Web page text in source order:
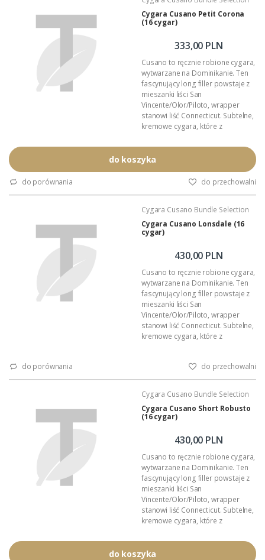
Cygara Cusano Petit Corona
(16 cygar)
333,00 PLN
Cusano to ręcznie robione cygara,
wytwarzane na Dominikanie. Ten
fascynujący long filler powstaje z
mieszanki liści San
Vincente/Olor/Piloto, wrapper
stanowi liść Connecticut. Subtelne,
kremowe cygara, które z
wytrawnym i początkującym
Palaczom.
do koszyka
do porównania do przechowalni
Cygara Cusano Bundle Selection
Cygara Cusano Lonsdale (16
cygar)
430,00 PLN
Cusano to ręcznie robione cygara,
wytwarzane na Dominikanie. Ten
fascynujący long filler powstaje z
mieszanki liści San
Vincente/Olor/Piloto, wrapper
stanowi liść Connecticut. Subtelne,
kremowe cygara, które z
Format: Lonsdale
Wymiary: 158,8mm x 17,1mm
Podana wartość: to cena za
szesnaście cygar.
do porównania do przechowalni
Cygara Cusano Bundle Selection
Cygara Cusano Short Robusto
(16 cygar)
430,00 PLN
Cusano to ręcznie robione cygara,
wytwarzane na Dominikanie. Ten
fascynujący long filler powstaje z
mieszanki liści San
Vincente/Olor/Piloto, wrapper
stanowi liść Connecticut. Subtelne,
kremowe cygara, które z
wytrawnym i początkującym
Palaczom.
do koszyka